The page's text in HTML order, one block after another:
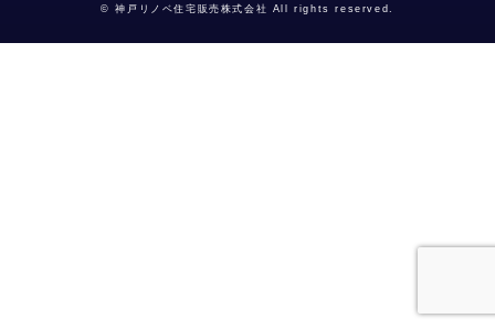
© 神戸リノベ住宅販売株式会社 All rights reserved.